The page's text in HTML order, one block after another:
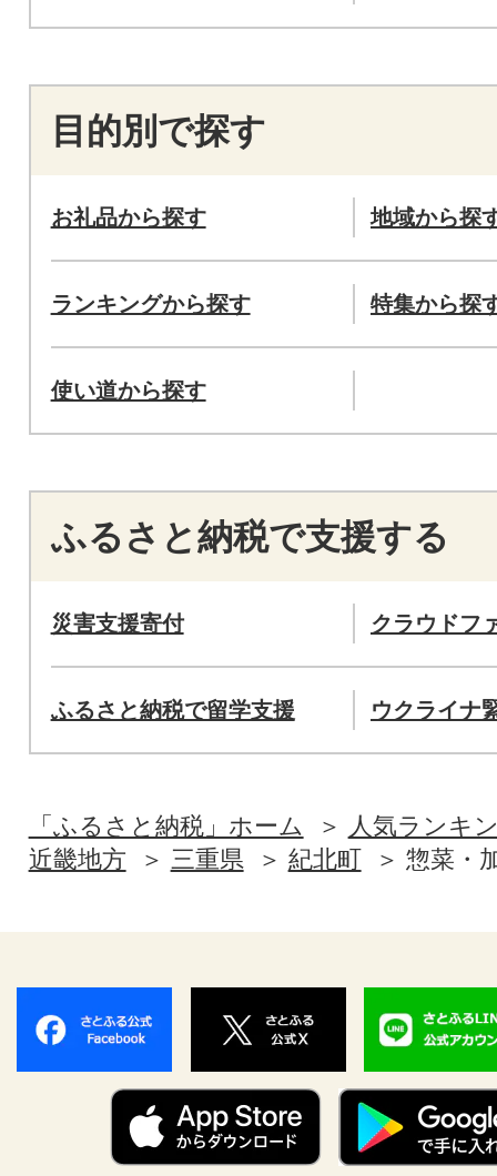
目的別で探す
お礼品から探す 地域から探
ランキングから探す 特集から探
使い道から探す
ふるさと納税で支援する
災害支援寄付 クラウドフ
ふるさと納税で留学支援 ウクライナ
「ふるさと納税」ホーム
人気ランキ
近畿地方
三重県 紀北町 惣菜・